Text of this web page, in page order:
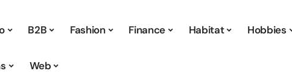
B2B Fashion Finance Habitat Hobbies
Web